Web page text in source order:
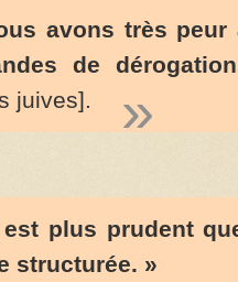
avons très
de
juives].
plus prudent
structurée. »